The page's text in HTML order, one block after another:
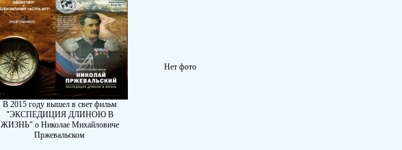
В 2015 году вышел в свет фильм
"ЭКСПЕДИЦИЯ ДЛИНОЮ В
ЖИЗНЬ" о Николае Михайловиче
Пржевальском
Нет фото